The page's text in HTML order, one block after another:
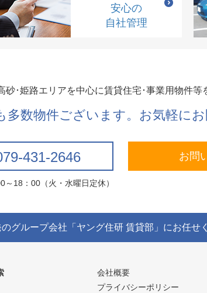
安心の
自社管理
砂･姫路エリアを中心に賃貸住宅･事業用物件等
多数物件ございます。お気軽にお
431-2646
～18：00（火・水曜日定休）
お問
ループ会社「ヤング住研 賃貸部」にお任せ
会社概要
プライバシーポリシー